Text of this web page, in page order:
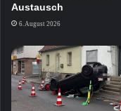
Austausch
6. August 2026